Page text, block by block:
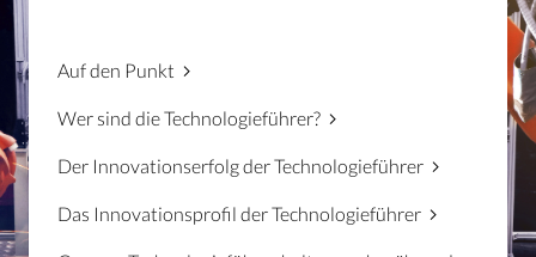
Auf den Punkt
Wer sind die Technologieführer?
Der Innovationserfolg der Technologieführer
Das Innovationsprofil der Technologieführer